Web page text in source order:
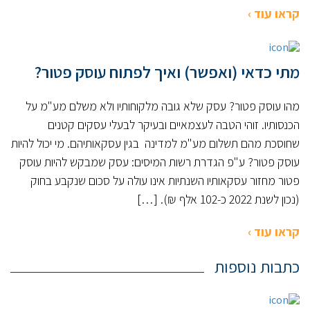
קראו עוד ›
מתי כדאי (ואפשר) ואיך לפתוח עוסק פטור?
מהו עוסק פטור? עסק שלא גובה מלקוחותיו ולא משלם מע"מ על
הכנסותיו. זוהי הטבה לעצמאיים ובעיקר לבעלי עסקים קטנים
שחוסכת מהם תשלום מע"מ למדינה בגין עסקאותיהם. מי יכול להיות
עוסק פטור? ע"פ הגדרת רשות המיסים: עסק שמבקש להיות עוסק
פטור מחזור עסקאותיו השנתיות אינו עולה על סכום שנקבע בחוק
(נכון לשנת 2022 כ-102 אלף ₪). […]
קראו עוד ›
כתבות נוספות